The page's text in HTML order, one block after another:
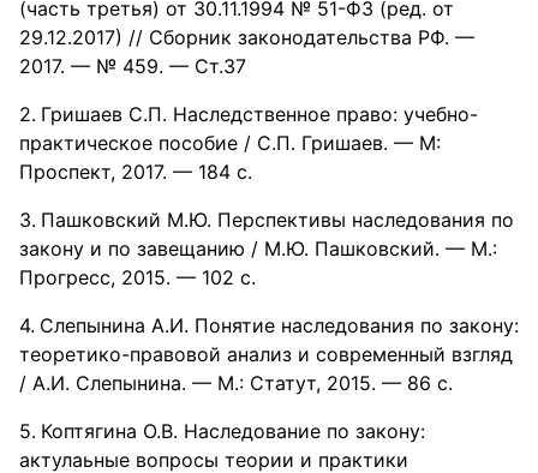
(часть третья) от 30.11.1994 № 51-ФЗ (ред. от
29.12.2017) // Сборник законодательства РФ. —
2017. — № 459. — Ст.37
Гришаев С.П. Наследственное право: учебно-
практическое пособие / С.П. Гришаев. — М:
Проспект, 2017. — 184 с.
Пашковский М.Ю. Перспективы наследования по
закону и по завещанию / М.Ю. Пашковский. — М.:
Прогресс, 2015. — 102 с.
Слепынина А.И. Понятие наследования по закону:
теоретико-правовой анализ и современный взгляд
/ А.И. Слепынина. — М.: Статут, 2015. — 86 с.
Коптягина О.В. Наследование по закону:
актулаьные вопросы теории и практики